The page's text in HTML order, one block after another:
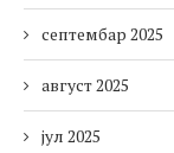
септембар 2025
август 2025
јул 2025